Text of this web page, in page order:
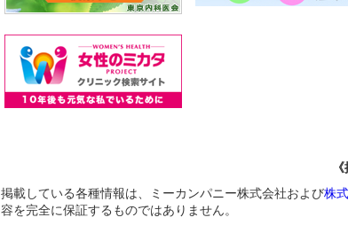
掲載している各種情報は、ミーカンパニー株式会社および株
容を完全に保証するものではありません。